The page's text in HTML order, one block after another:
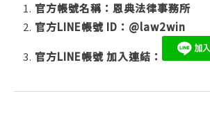
官方帳號名稱：恩典法律事務所
官方LINE帳號 ID： @law2win
官方LINE帳號 加入連結：